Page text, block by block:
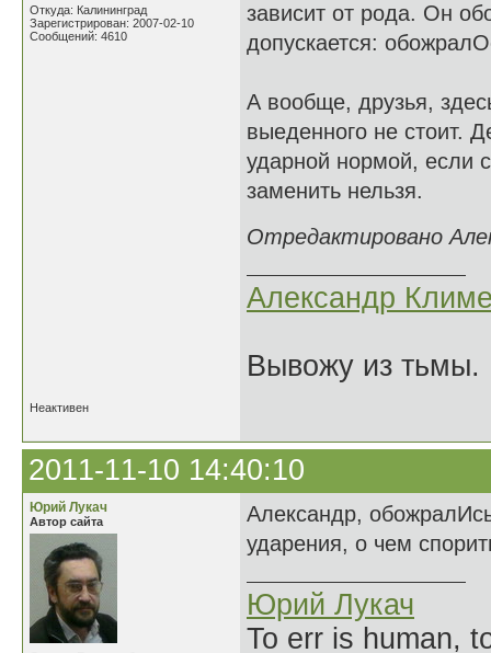
Откуда: Калининград
Зарегистрирован: 2007-02-10
Сообщений: 4610
зависит от рода. Он
допускается:
А вообще, друзья,
выеденного не стоит.
ударной нормой, если
заменить нельзя.
Отредактировано
Александр
Вывожу из тьмы.
Неактивен
2011-11-10 14:40:10
Юрий Лукач
Автор сайта
Александр,
ударения, о чем
Юрий Лукач
To err is human,